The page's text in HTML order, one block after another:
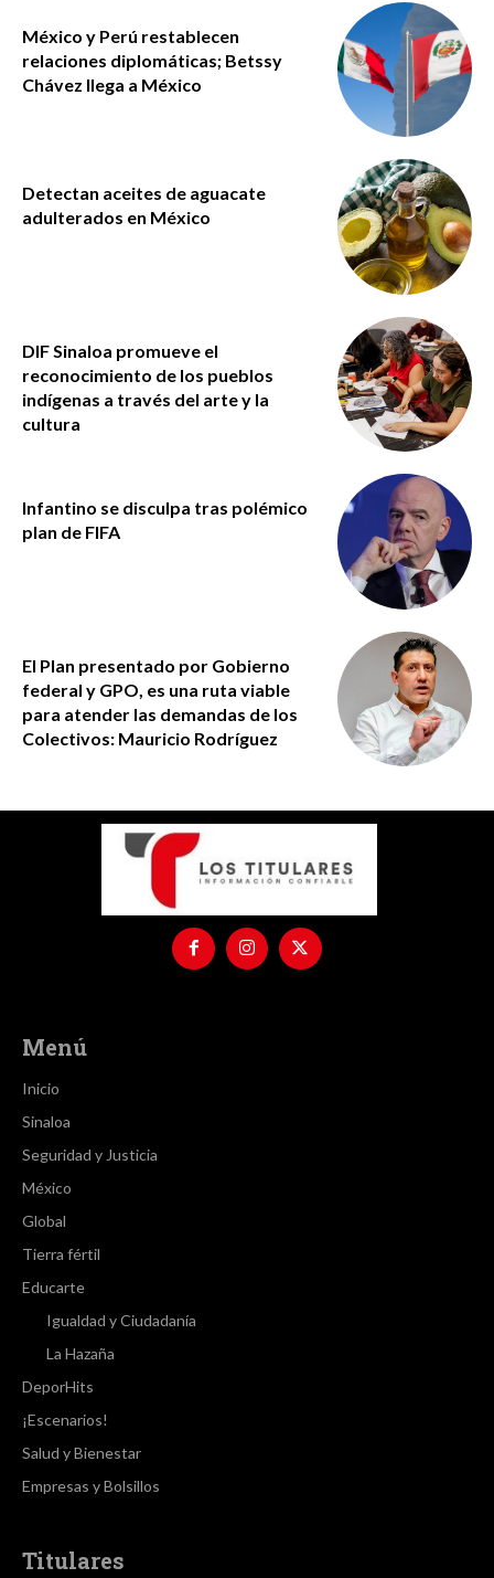
México y Perú restablecen
relaciones diplomáticas; Betssy
Chávez llega a México
Detectan aceites de aguacate
adulterados en México
DIF Sinaloa promueve el
reconocimiento de los pueblos
indígenas a través del arte y la
cultura
Infantino se disculpa tras polémico
plan de FIFA
El Plan presentado por Gobierno
federal y GPO, es una ruta viable
para atender las demandas de los
Colectivos: Mauricio Rodríguez
Menú
Inicio
Sinaloa
Seguridad y Justicia
México
Global
Tierra fértil
Educarte
Igualdad y Ciudadanía
La Hazaña
DeporHits
¡Escenarios!
Salud y Bienestar
Empresas y Bolsillos
Titulares